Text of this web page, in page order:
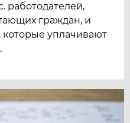
работодателей,
граждан, и
уплачивают